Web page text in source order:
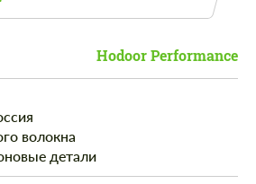
Hodoor Performance
волокна
детали